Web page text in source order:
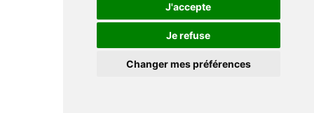
J'accepte
Je refuse
Changer mes préférences